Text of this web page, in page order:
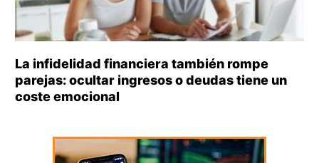
La infidelidad financiera también rompe
parejas: ocultar ingresos o deudas tiene un
coste emocional